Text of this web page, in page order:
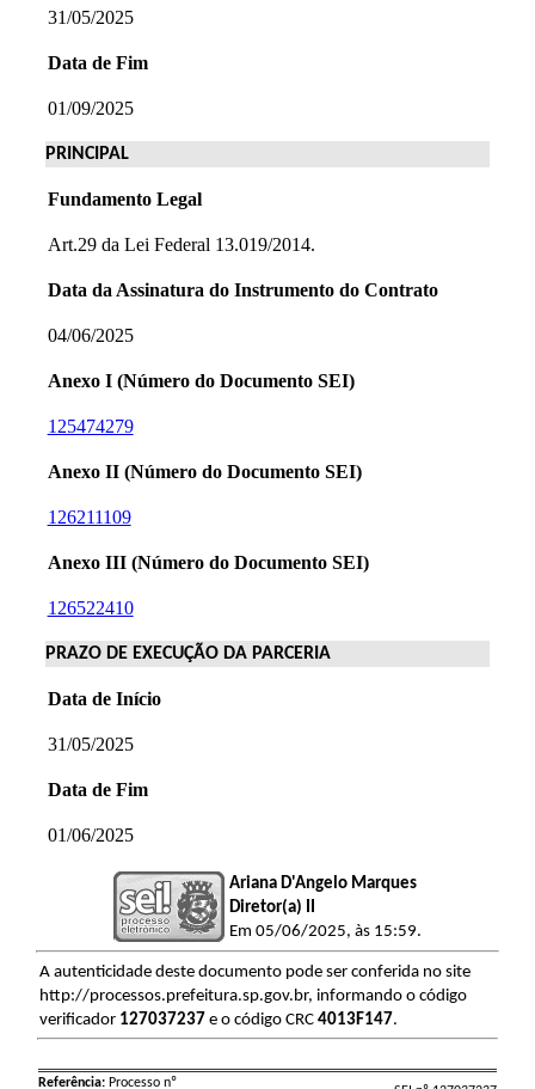
31/05/2025
Data de Fim
01/09/2025
PRINCIPAL
Fundamento Legal
Art.29 da Lei Federal 13.019/2014.
Data da Assinatura do Instrumento do Contrato
04/06/2025
Anexo I (Número do Documento SEI)
125474279
Anexo II (Número do Documento SEI)
126211109
Anexo III (Número do Documento SEI)
126522410
PRAZO DE EXECUÇÃO DA PARCERIA
Data de Início
31/05/2025
Data de Fim
01/06/2025
Ariana D'Angelo Marques
Diretor(a) II
Em 05/06/2025, às 15:59.
A autenticidade deste documento pode ser conferida no site
http://processos.prefeitura.sp.gov.br, informando o código
verificador 127037237e o código CRC 4013F147.
Referência:Processo nº